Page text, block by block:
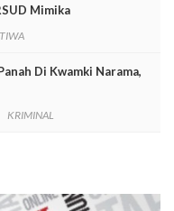
Mimika
Di Kwamki Narama,
KRIMINAL